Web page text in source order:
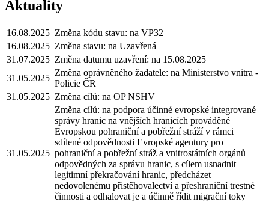
Aktuality
16.08.2025 Změna kódu stavu: na VP32
16.08.2025 Změna stavu: na Uzavřená
31.07.2025 Změna datumu uzavření: na 15.08.2025
31.05.2025
Změna oprávněného žadatele: na Ministerstvo vnitra -
Policie ČR
31.05.2025 Změna cílů: na OP NSHV
31.05.2025
Změna cílů: na podpora účinné evropské integrované
správy hranic na vnějších hranicích prováděné
Evropskou pohraniční a pobřežní stráží v rámci
sdílené odpovědnosti Evropské agentury pro
pohraniční a pobřežní stráž a vnitrostátních orgánů
odpovědných za správu hranic, s cílem usnadnit
legitimní překračování hranic, předcházet
nedovolenému přistěhovalectví a přeshraniční trestné
činnosti a odhalovat je a účinně řídit migrační toky